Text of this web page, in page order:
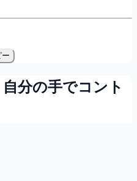
ー
分の手でコント